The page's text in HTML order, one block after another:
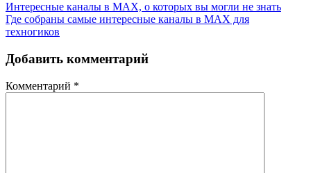
Интересные каналы в MAX, о которых вы могли не знать
Где собраны самые интересные каналы в MAX для
техногиков
Добавить комментарий
Комментарий *